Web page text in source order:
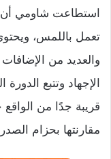
استطاعت شاومي أن
تعمل باللمس،
والعديد من الإضافات
الإجهاد وتتبع
قريبة جدًا من
مقارنتها بحزام الصدر Polar H9.